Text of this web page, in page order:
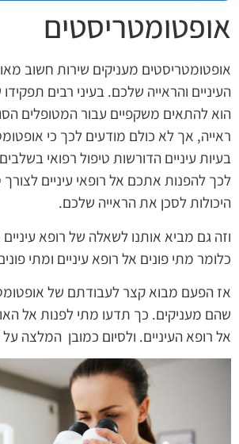
אופטומטריסטים
אופטומטריסטים מעניקים שירות חשוב
העיניים והראייה שלכם. בעיני רבים
הוא להתאים משקפיים עבור המטופלים
ראייה, אך לא כולם מודעים לכך כי
בעיות עיניים הדורשות טיפול רפואי
לכך להפנות אתכם אל רופאי עיניים לצורך
היכולות לסכן את הראייה שלכם.
וזה גם מביא אותנו לשאלה של רופא
כלומר מתי פונים אל רופא עיניים ומתי
אז הפעם מבוא קצר לעבודתם של
שהם מעניקים. כך תדעו מתי לפנות אל
אל רופא העיניים. ולסיום כמובן המלצה